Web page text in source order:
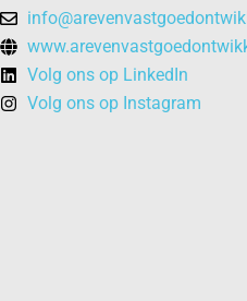
Volg ons op LinkedIn
Volg ons op Instagram